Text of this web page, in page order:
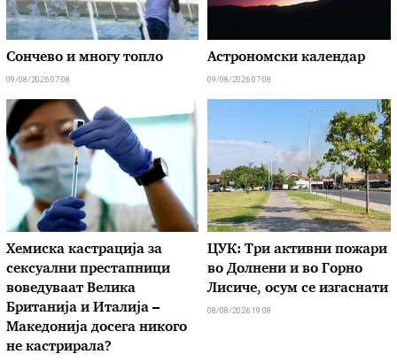
Сончево и многу топло
09/08/2026 07:08
Астрономски календар
09/08/2026 07:08
Хемиска кастрација за
сексуални престапници
воведуваат Велика
Британија и Италија –
Македонија досега никого
не кастрирала?
ЦУК: Три активни пожари
во Долнени и во Горно
Лисиче, осум се изгаснати
08/08/2026 19:08